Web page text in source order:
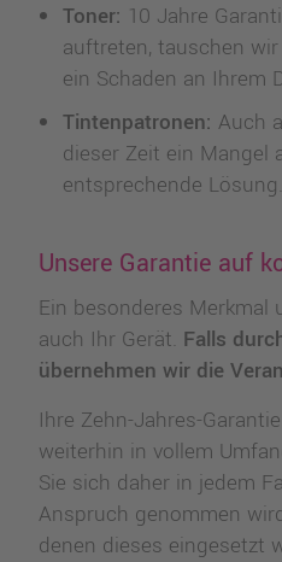
Toner: 10 Jahre
auftreten, tauschen
ein Schaden an Ihrem
Tintenpatronen: Auch
dieser Zeit ein Mangel
entsprechende Lösung.
Unsere Garantie auf
Ein besonderes Merkmal
auch Ihr Gerät. Falls
übernehmen wir die
Ihre Zehn-Jahres-
weiterhin in vollem
Sie sich daher in jedem
Anspruch genommen
denen dieses eingesetzt